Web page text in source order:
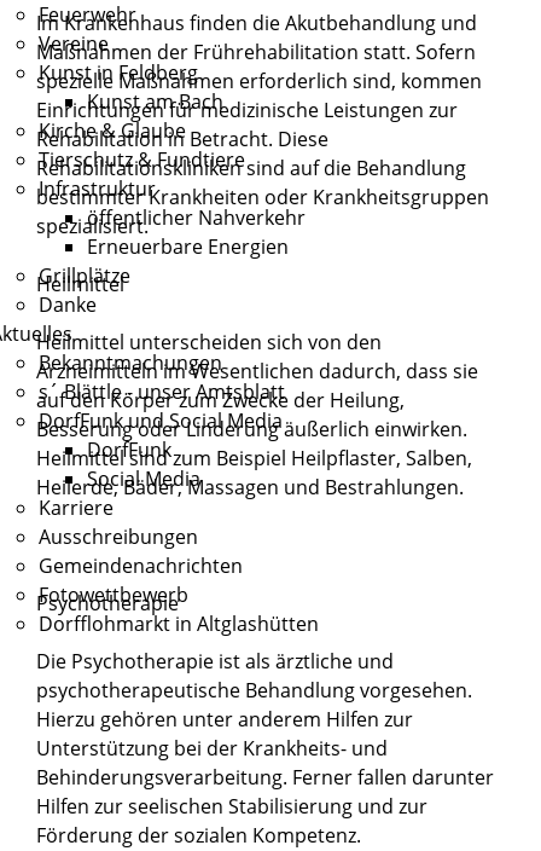
Feuerwehr
Vereine
Kunst in Feldberg
Kunst am Bach
Kirche & Glaube
Tierschutz & Fundtiere
Infrastruktur
öffentlicher Nahverkehr
Erneuerbare Energien
Grillplätze
Danke
Bekanntmachungen
s´ Blättle - unser Amtsblatt
DorfFunk und Social Media
DorfFunk
Social Media
Karriere
Ausschreibungen
Gemeindenachrichten
Fotowettbewerb
Dorfflohmarkt in Altglashütten
Im Krankenhaus finden die Akutbehandlung und
Maßnahmen der Frührehabilitation statt. Sofern
spezielle Maßnahmen erforderlich sind, kommen
Einrichtungen für medizinische Leistungen zur
Rehabilitation in Betracht. Diese
Rehabilitationskliniken sind auf die Behandlung
bestimmter Krankheiten oder Krankheitsgruppen
spezialisiert.
Heilmittel
Heilmittel unterscheiden sich von den
Arzneimitteln im Wesentlichen dadurch, dass sie
auf den Körper zum Zwecke der Heilung,
Besserung oder Linderung äußerlich einwirken.
Heilmittel sind zum Beispiel Heilpflaster, Salben,
Heilerde, Bäder, Massagen und Bestrahlungen.
Psychotherapie
Die Psychotherapie ist als ärztliche und
psychotherapeutische Behandlung vorgesehen.
Hierzu gehören unter anderem Hilfen zur
Unterstützung bei der Krankheits- und
Behinderungsverarbeitung. Ferner fallen darunter
Hilfen zur seelischen Stabilisierung und zur
Förderung der sozialen Kompetenz.